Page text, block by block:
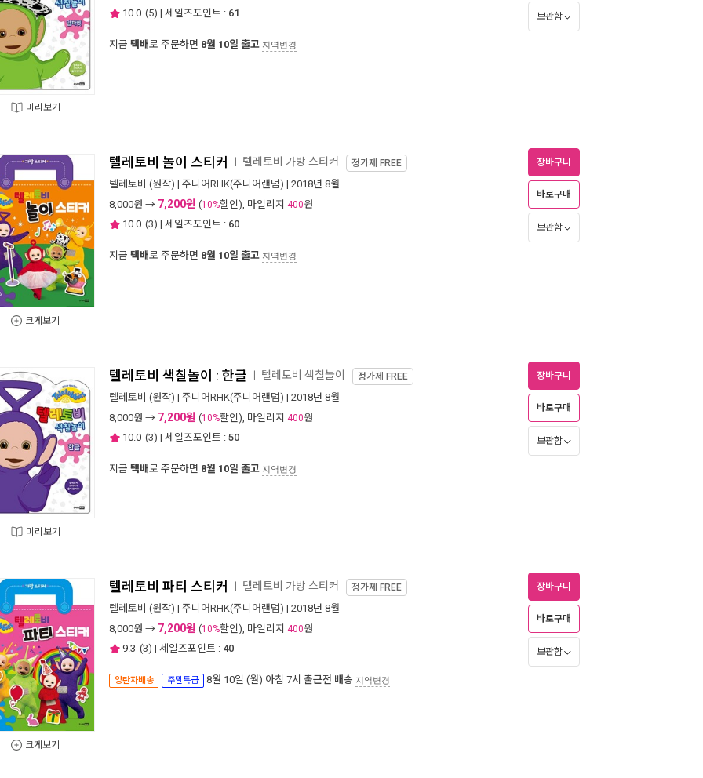
미리보기
10.0 (5) | 세일즈포인트 : 61
지금 택배로 주문하면 8월 10일 출고 지역변경
보관함
크게보기
텔레토비 놀이 스티커 텔레토비 가방 스티커 정가제 FREE
텔레토비 (원작) | 주니어RHK(주니어랜덤) | 2018년 8월
8,000원 → 7,200원 (10%할인), 마일리지 400원
10.0 (3) | 세일즈포인트 : 60
지금 택배로 주문하면 8월 10일 출고 지역변경
장바구니
바로구매
보관함
미리보기
텔레토비 색칠놀이 : 한글 텔레토비 색칠놀이 정가제 FREE
텔레토비 (원작) | 주니어RHK(주니어랜덤) | 2018년 8월
8,000원 → 7,200원 (10%할인), 마일리지 400원
10.0 (3) | 세일즈포인트 : 50
지금 택배로 주문하면 8월 10일 출고 지역변경
장바구니
바로구매
보관함
크게보기
텔레토비 파티 스티커 텔레토비 가방 스티커 정가제 FREE
텔레토비 (원작) | 주니어RHK(주니어랜덤) | 2018년 8월
8,000원 → 7,200원 (10%할인), 마일리지 400원
9.3 (3) | 세일즈포인트 : 40
양탄자배송 주말특급 8월 10일 (월) 아침 7시 출근전 배송 지역변경
장바구니
바로구매
보관함